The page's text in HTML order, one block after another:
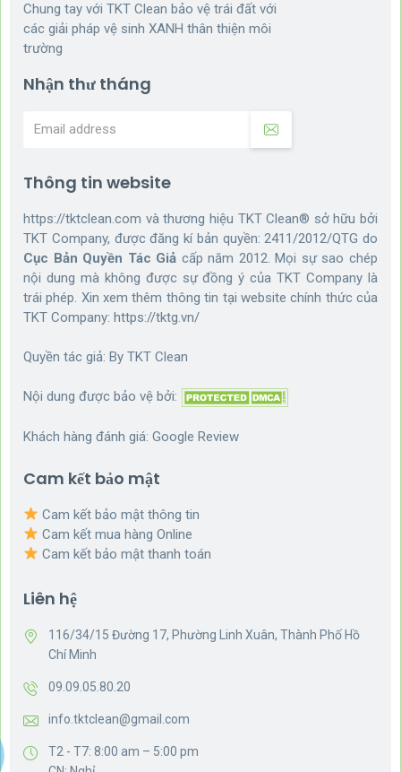
Chung tay với TKT Clean bảo vệ trái đất với
các giải pháp vệ sinh XANH thân thiện môi
trường
Nhận thư tháng
Thông tin website
https://tktclean.com và thương hiệu TKT Clean® sở hữu bởi
TKT Company, được đăng kí bản quyền: 2411/2012/QTG do
Cục Bản Quyền Tác Giả cấp năm 2012. Mọi sự sao chép
nội dung mà không được sự đồng ý của TKT Company là
trái phép. Xin xem thêm thông tin tại website chính thức của
TKT Company: https://tktg.vn/
Quyền tác giả: By TKT Clean
Nội dung được bảo vệ bởi:
Khách hàng đánh giá: Google Review
Cam kết bảo mật
Cam kết bảo mật thông tin
Cam kết mua hàng Online
Cam kết bảo mật thanh toán
Liên hệ
116/34/15 Đường 17, Phường Linh Xuân, Thành Phố Hồ
Chí Minh
09.09.05.80.20
info.tktclean@gmail.com
T2 - T7: 8:00 am – 5:00 pm